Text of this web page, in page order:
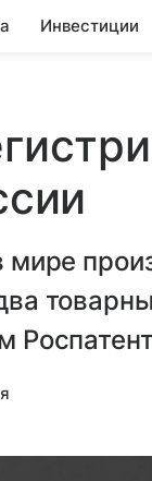
Инвестиции